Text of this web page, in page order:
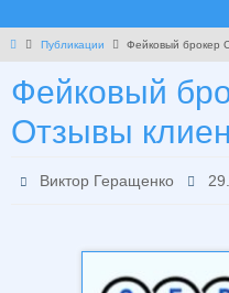
Главная
Публикации Фейковый брокер
Фейковый
Отзывы
Виктор Геращенко